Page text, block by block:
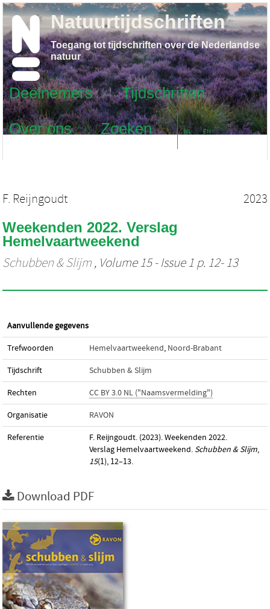
Deelnemers
Tijdschriften
Over ons
Zoeken NL EN
Natuurtijdschriften
Toegang tot tijdschriften over de Nederlandse
natuur
F. Reijngoudt 2023
Weekenden 2022. Verslag
Hemelvaartweekend
Schubben & Slijm , Volume 15 - Issue 1 p. 12- 13
Aanvullende gegevens
Trefwoorden Hemelvaartweekend, Noord-Brabant
Tijdschrift Schubben & Slijm
Rechten CC BY 3.0 NL ("Naamsvermelding")
Organisatie RAVON
Referentie
F. Reijngoudt. (2023). Weekenden 2022.
Verslag Hemelvaartweekend. Schubben & Slijm,
15(1), 12–13.
Download PDF